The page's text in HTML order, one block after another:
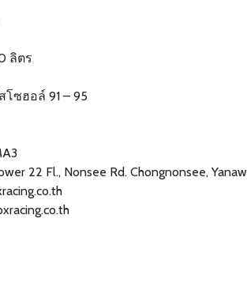
ลิตร
โซฮอล์ 91 – 95
22 Fl., Nonsee Rd. Chongnonsee,